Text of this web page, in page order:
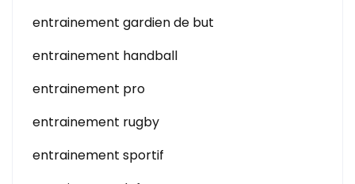
entrainement gardien de but
entrainement handball
entrainement pro
entrainement rugby
entrainement sportif